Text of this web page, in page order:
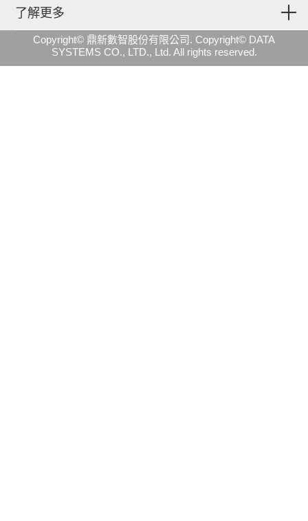
了解更多
Copyright© 鼎新數智股份有限公司. Copyright© DATA
SYSTEMS CO., LTD., Ltd. All rights reserved.